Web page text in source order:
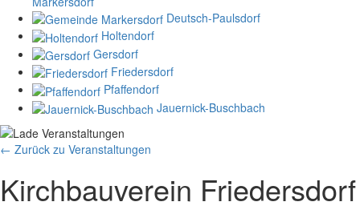
Deutsch-Paulsdorf
Holtendorf
Gersdorf
Friedersdorf
Pfaffendorf
Jauernick-Buschbach
← Zurück zu Veranstaltungen
Kirchbauverein Friedersdorf